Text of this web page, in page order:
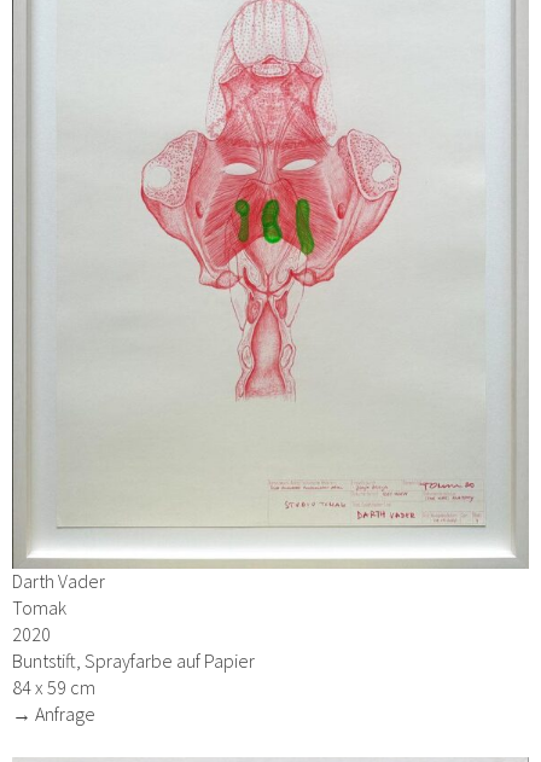
Darth Vader
Tomak
2020
Buntstift, Sprayfarbe auf Papier
84 x 59 cm
→ Anfrage